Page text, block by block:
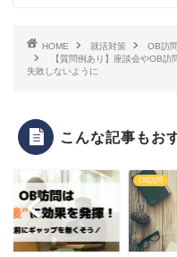
HOME 就活対策
OB訪問
【質問例あり】座談会やOB
失敗しないように
こんな記事もお
OB訪問